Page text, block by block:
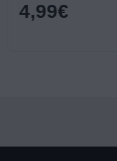
4,99€